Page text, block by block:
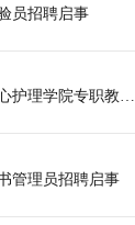
员招聘启事
武汉设计工程学院亚心护理学院专职教师招聘启事
管理员招聘启事